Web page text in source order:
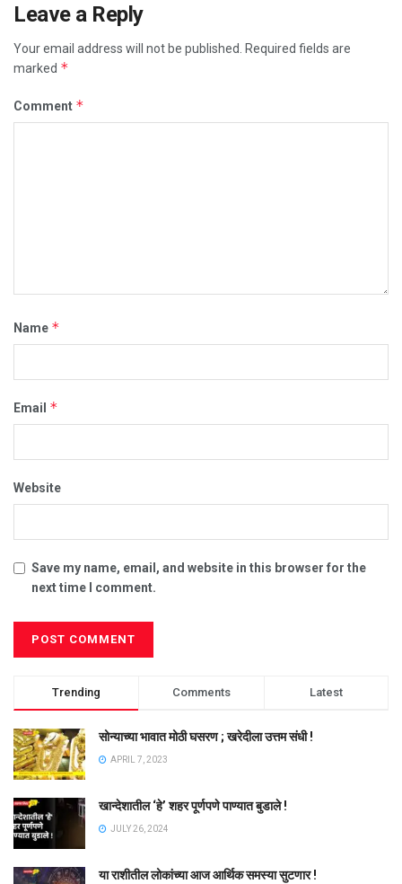
Leave a Reply
Your email address will not be published.
Required fields are
marked *
Comment *
Name *
Email *
Website
Save my name, email, and website in this browser for the
next time I comment.
Trending Comments Latest
सोन्याच्या भावात मोठी घसरण ; खरेदीला उत्तम संधी !
APRIL 7, 2023
खान्देशातील ‘हे’ शहर पूर्णपणे पाण्यात बुडाले !
JULY 26, 2024
या राशीतील लोकांच्या आज आर्थिक समस्या सुटणार !